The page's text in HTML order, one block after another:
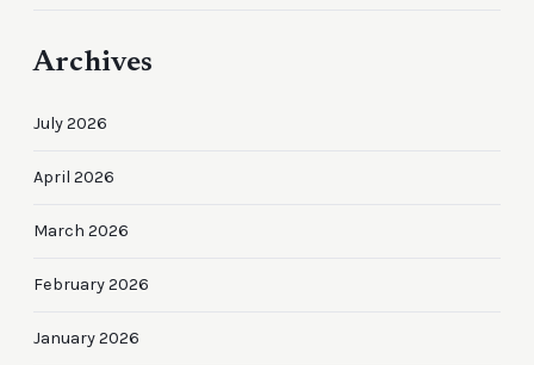
Archives
July 2026
April 2026
March 2026
February 2026
January 2026